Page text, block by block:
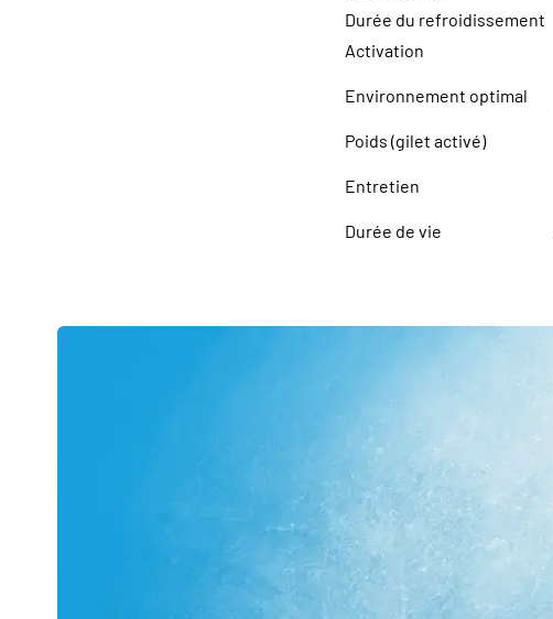
Durée du refroidissement
Activation
Environnement optimal
Poids (gilet activé)
Entretien
Durée de vie